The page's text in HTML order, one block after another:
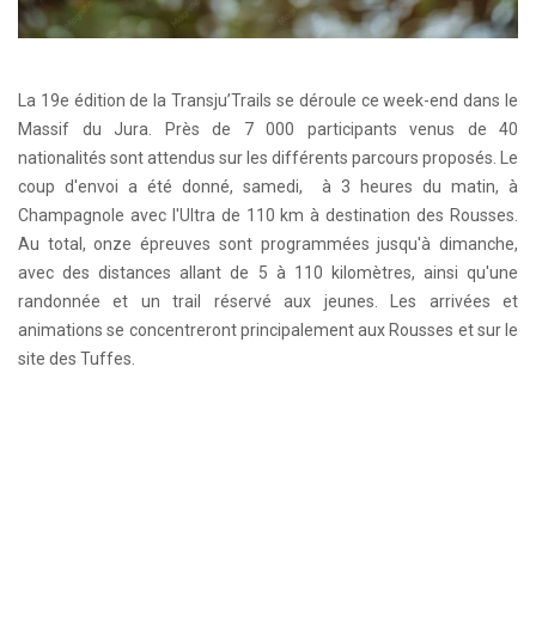
La 19e édition de la Transju’Trails se déroule ce week-end dans le
Massif du Jura. Près de 7 000 participants venus de 40
nationalités sont attendus sur les différents parcours proposés. Le
coup d'envoi a été donné, samedi, à 3 heures du matin, à
Champagnole avec l'Ultra de 110 km à destination des Rousses.
Au total, onze épreuves sont programmées jusqu'à dimanche,
avec des distances allant de 5 à 110 kilomètres, ainsi qu'une
randonnée et un trail réservé aux jeunes. Les arrivées et
animations se concentreront principalement aux Rousses et sur le
site des Tuffes.